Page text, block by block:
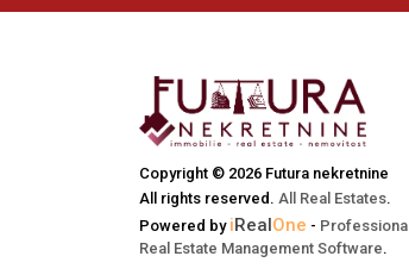
Copyright © 2026 Futura nekretnine
All rights reserved. All Real Estates.
Powered by iRealOne - Professional
Real Estate Management Software.